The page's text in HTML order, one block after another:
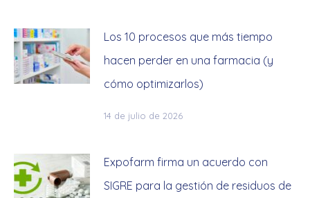
Los 10 procesos que más tiempo
hacen perder en una farmacia (y
cómo optimizarlos)
14 de julio de 2026
Expofarm firma un acuerdo con
SIGRE para la gestión de residuos de